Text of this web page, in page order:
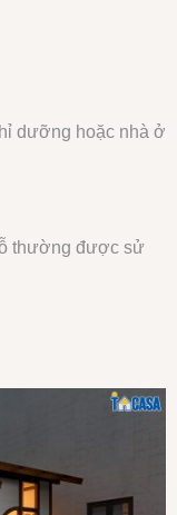
dưỡng hoặc nhà ở
thường được sử